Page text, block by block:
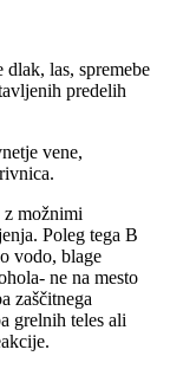
dlak, las, spremebe
predelih
vene,
z možnimi
Poleg tega B
vodo, blage
ne na mesto
zaščitnega
grelnih teles ali